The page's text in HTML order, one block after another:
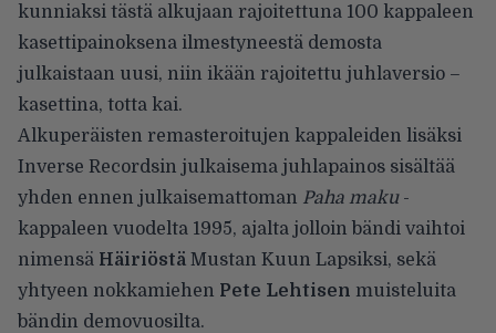
kunniaksi tästä alkujaan rajoitettuna 100 kappaleen
kasettipainoksena ilmestyneestä demosta
julkaistaan uusi, niin ikään rajoitettu juhlaversio –
kasettina, totta kai.
Alkuperäisten remasteroitujen kappaleiden lisäksi
Inverse Recordsin julkaisema juhlapainos sisältää
yhden ennen julkaisemattoman Paha maku-
kappaleen vuodelta 1995, ajalta jolloin bändi vaihtoi
nimensä Häiriöstä Mustan Kuun Lapsiksi, sekä
yhtyeen nokkamiehen Pete Lehtisen muisteluita
bändin demovuosilta.